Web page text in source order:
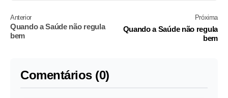
Anterior
Quando a Saúde não regula
bem
Próxima
Quando a Saúde não regula
bem
Comentários (0)